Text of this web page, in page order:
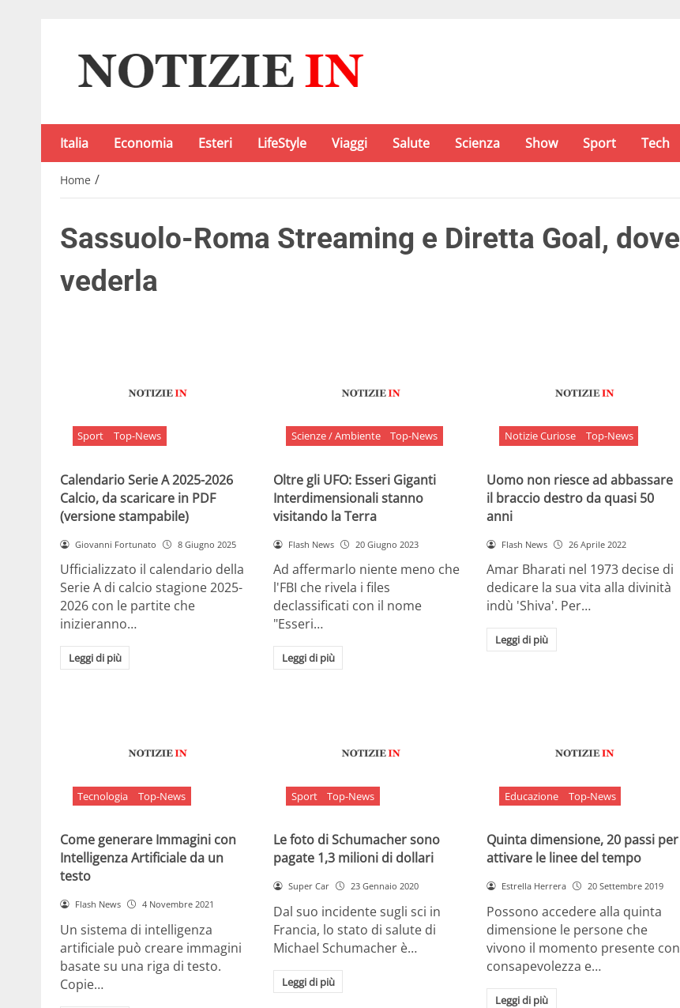
Italia Economia Esteri LifeStyle Viaggi Salute Scienza Show Sport Tech
Home /
Sassuolo-Roma Streaming e Diretta Goal, dove
vederla
Sport Top-News
Calendario Serie A 2025-2026
Calcio, da scaricare in PDF
(versione stampabile)
Giovanni Fortunato 8 Giugno 2025
Ufficializzato il calendario della
Serie A di calcio stagione 2025-
2026 con le partite che
inizieranno…
Leggi di più
Scienze / Ambiente Top-News
Oltre gli UFO: Esseri Giganti
Interdimensionali stanno
visitando la Terra
Flash News 20 Giugno 2023
Ad affermarlo niente meno che
l'FBI che rivela i files
declassificati con il nome
"Esseri…
Leggi di più
Notizie Curiose Top-News
Uomo non riesce ad abbassare
il braccio destro da quasi 50
anni
Flash News 26 Aprile 2022
Amar Bharati nel 1973 decise di
dedicare la sua vita alla divinità
indù 'Shiva'. Per…
Leggi di più
Tecnologia Top-News
Come generare Immagini con
Intelligenza Artificiale da un
testo
Flash News 4 Novembre 2021
Un sistema di intelligenza
artificiale può creare immagini
basate su una riga di testo.
Copie…
Sport Top-News
Le foto di Schumacher sono
pagate 1,3 milioni di dollari
Super Car 23 Gennaio 2020
Dal suo incidente sugli sci in
Francia, lo stato di salute di
Michael Schumacher è…
Leggi di più
Educazione Top-News
Quinta dimensione, 20 passi per
attivare le linee del tempo
Estrella Herrera 20 Settembre 2019
Possono accedere alla quinta
dimensione le persone che
vivono il momento presente con
consapevolezza e…
Leggi di più